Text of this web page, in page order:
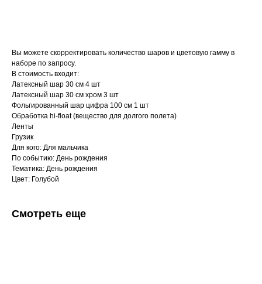
Вы можете скорректировать количество шаров и цветовую гамму в
наборе по запросу.
В стоимость входит:
Латексный шар 30 см 4 шт
Латексный шар 30 см хром 3 шт
Фольгированный шар цифра 100 см 1 шт
Обработка hi-float (вещество для долгого полета)
Ленты
Грузик
Для кого: Для мальчика
По событию: День рождения
Тематика: День рождения
Цвет: Голубой
Смотреть еще